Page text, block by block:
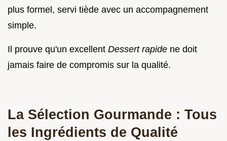
plus formel, servi tiède avec un accompagnement
simple.
Il prouve qu'un excellent Dessert rapide ne doit
jamais faire de compromis sur la qualité.
La Sélection Gourmande : Tous
les Ingrédients de Qualité